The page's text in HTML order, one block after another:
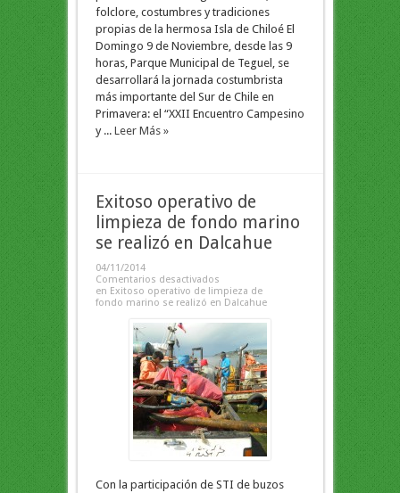
folclore, costumbres y tradiciones
propias de la hermosa Isla de Chiloé El
Domingo 9 de Noviembre, desde las 9
horas, Parque Municipal de Teguel, se
desarrollará la jornada costumbrista
más importante del Sur de Chile en
Primavera: el “XXII Encuentro Campesino
y ... Leer Más »
Exitoso operativo de
limpieza de fondo marino
se realizó en Dalcahue
04/11/2014
Comentarios desactivados
en Exitoso operativo de limpieza de
fondo marino se realizó en Dalcahue
Con la participación de STI de buzos